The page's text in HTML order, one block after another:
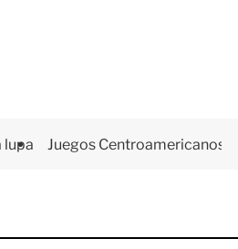
lupa Juegos Centroamericanos